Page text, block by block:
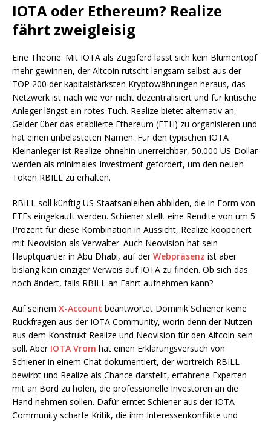
IOTA oder Ethereum? Realize
fährt zweigleisig
Eine Theorie: Mit IOTA als Zugpferd lässt sich kein Blumentopf
mehr gewinnen, der Altcoin rutscht langsam selbst aus der
TOP 200 der kapitalstärksten Kryptowährungen heraus, das
Netzwerk ist nach wie vor nicht dezentralisiert und für kritische
Anleger längst ein rotes Tuch. Realize bietet alternativ an,
Gelder über das etablierte Ethereum (ETH) zu organisieren und
hat einen unbelasteten Namen. Für den typischen IOTA
Kleinanleger ist Realize ohnehin unerreichbar, 50.000 US-Dollar
werden als minimales Investment gefordert, um den neuen
Token RBILL zu erhalten.
RBILL soll künftig US-Staatsanleihen abbilden, die in Form von
ETFs eingekauft werden. Schiener stellt eine Rendite von um 5
Prozent für diese Kombination in Aussicht, Realize kooperiert
mit Neovision als Verwalter. Auch Neovision hat sein
Hauptquartier in Abu Dhabi, auf derWebpräsenz ist aber
bislang kein einziger Verweis auf IOTA zu finden. Ob sich das
noch ändert, falls RBILL an Fahrt aufnehmen kann?
Auf seinem X-Account beantwortet Dominik Schiener keine
Rückfragen aus der IOTA Community, worin denn der Nutzen
aus dem Konstrukt Realize und Neovision für den Altcoin sein
soll. Aber IOTA Vrom hat einen Erklärungsversuch von
Schiener in einem Chat dokumentiert, der wortreich RBILL
bewirbt und Realize als Chance darstellt, erfahrene Experten
mit an Bord zu holen, die professionelle Investoren an die
Hand nehmen sollen. Dafür erntet Schiener aus der IOTA
Community scharfe Kritik, die ihm Interessenkonflikte und